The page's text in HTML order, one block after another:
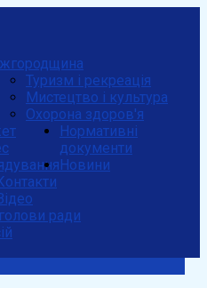
Туризм і рекреація
Мистецтво і культура
Охорона здоров'я
Нормативні
документи
ради
Новини